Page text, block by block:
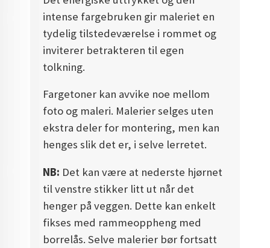
intense fargebruken gir maleriet en
tydelig tilstedeværelse i rommet og
inviterer betrakteren til egen
tolkning.
Fargetoner kan avvike noe mellom
foto og maleri. Malerier selges uten
ekstra deler for montering, men kan
henges slik det er, i selve lerretet.
NB: Det kan være at nederste hjørnet
til venstre stikker litt ut når det
henger på veggen. Dette kan enkelt
fikses med rammeoppheng med
borrelås. Selve malerier bør fortsatt